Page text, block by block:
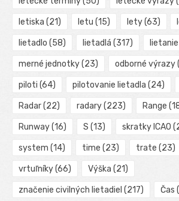
letiska (21) letu (15) lety(63)
lietadlo (58) lietadlá (317) lietanie
merné jednotky(23) odborné výrazy
piloti (64) pilotovanie lietadla (24)
Radar(22) radary(223) Range
Runway(16) S (13) skratky ICAO
system (14) time (23) trate (23)
vrtuľníky(66) Výška (21)
značenie civilných lietadiel (217) Čas